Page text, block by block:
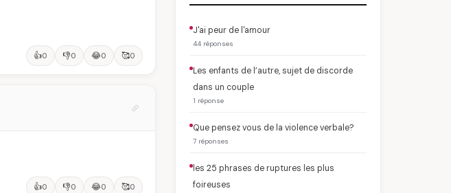
👍0 👎0 😂0 🥰0
👍0 👎0 😂0 🥰0
J'ai peur de l'amour
44 réponses
Les enfants de l’autre, sujet de discorde
dans un couple
1 réponse
Que pensez vous de la violence verbale?
7 réponses
les 25 phrases de ruptures les plus
foireuses